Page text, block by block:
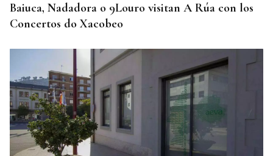
Baiuca, Nadadora o 9Louro visitan A Rúa con los
Concertos do Xacobeo